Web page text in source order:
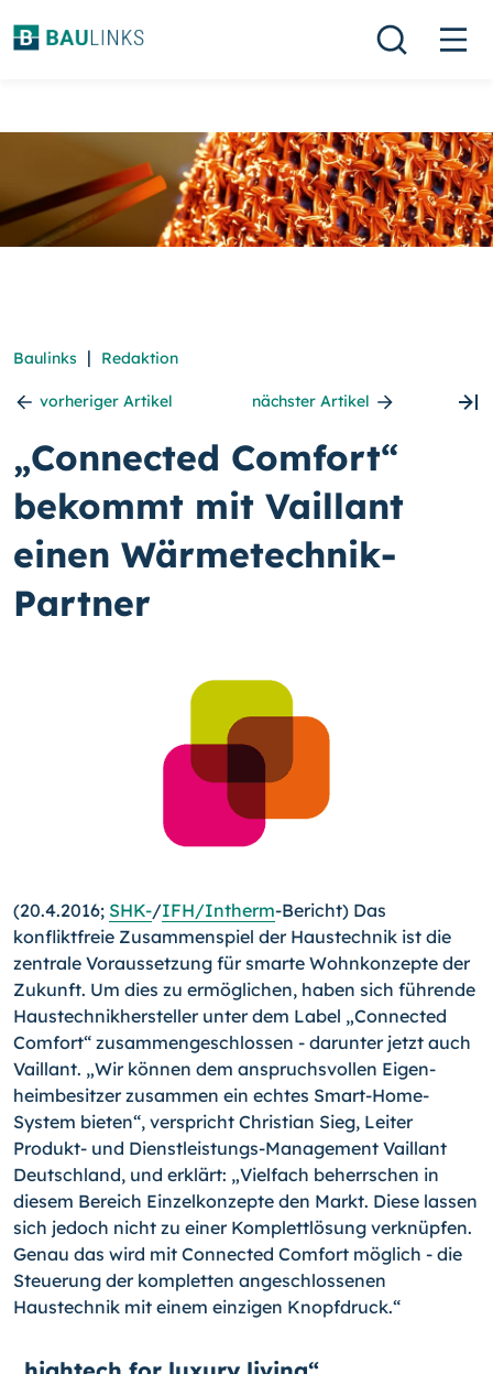
Baulinks | Redaktion
vorheriger Artikel nächster Artikel
„Connected Comfort“
bekommt mit Vaillant
einen Wärmetechnik-
Partner
(20.4.2016; SHK-/IFH/In­therm-Bericht) Das
konfliktfreie Zu­sammenspiel der Haustechnik ist die
zentrale Voraussetzung für smarte Wohnkonzepte der
Zukunft. Um dies zu ermögli­chen, haben sich führende
Haustechnikhersteller unter dem Label „Connected
Comfort“ zusammengeschlossen - darunter jetzt auch
Vaillant. „Wir können dem anspruchsvollen Eigen­
heimbesitzer zusammen ein echtes Smart-Home-
System bie­ten“, verspricht Christian Sieg, Leiter
Produkt- und Dienstleis­tungs-Management Vaillant
Deutschland, und erklärt: „Vielfach beherrschen in
diesem Bereich Einzelkonzepte den Markt. Diese lassen
sich jedoch nicht zu einer Komplettlösung verknüpfen.
Genau das wird mit Connected Comfort möglich - die
Steuerung der kompletten angeschlossenen
Haustechnik mit einem einzigen Knopfdruck.“